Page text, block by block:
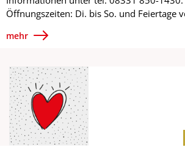
Öffnungszeiten: Di. bis So. und Feiertage
mehr